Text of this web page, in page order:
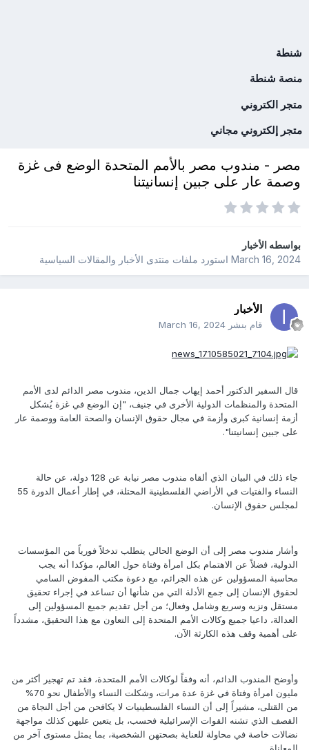
شنطة
منصة شنطة
متجر الكتروني
متجر إلكتروني مجاني
مصر - مندوب مصر بالأمم المتحدة الوضع فى غزة
وصمة عار على جبين إنسانيتنا
بواسطهالأخبار
March 16, 2024استورد ملفات منتدى الأخبار والمقالات السياسية
الأخبار
قام بنشر March 16, 2024
قال السفير الدكتور أحمد إيهاب جمال الدين، مندوب مصر الدائم لدى الأمم
المتحدة والمنظمات الدولية الأخرى في جنيف، "إن الوضع في غزة يُشكل
أزمة إنسانية كبرى وأزمة في مجال حقوق الإنسان والصحة العامة ووصمة عار
على جبين إنسانيتنا".
جاء ذلك في البيان الذي ألقاه مندوب مصر نيابة عن 128 دولة، عن حالة
النساء والفتيات في الأراضي الفلسطينية المحتلة، في إطار أعمال الدورة 55
لمجلس حقوق الإنسان.
وأشار مندوب مصر إلى أن الوضع الحالي يتطلب تدخلاً فورياً من المؤسسات
الدولية، فضلاً عن الاهتمام بكل امرأة وفتاة حول العالم، مؤكدا أنه يجب
محاسبة المسؤولين عن هذه الجرائم، مع دعوة مكتب المفوض السامي
لحقوق الإنسان إلى جمع الأدلة التي من شأنها أن تساعد في إجراء تحقيق
مستقل ونزيه وسريع وشامل وفعال؛ من أجل تقديم جميع المسؤولين إلى
العدالة، داعيا جميع وكالات الأمم المتحدة إلى التعاون مع هذا التحقيق، مشدداً
على أهمية وقف هذه الكارثة الآن.
وأوضح المندوب الدائم، أنه وفقاً لوكالات الأمم المتحدة، فقد تم تهجير أكثر من
مليون امرأة وفتاة في غزة عدة مرات، وشكلت النساء والأطفال نحو 70%
من القتلى، مشيراً إلى أن النساء الفلسطينيات لا يكافحن من أجل النجاة من
القصف الذي تشنه القوات الإسرائيلية فحسب، بل يتعين عليهن كذلك مواجهة
نضالات خاصة في محاولة للعناية بصحتهن الشخصية، بما يمثل مستوى آخر من